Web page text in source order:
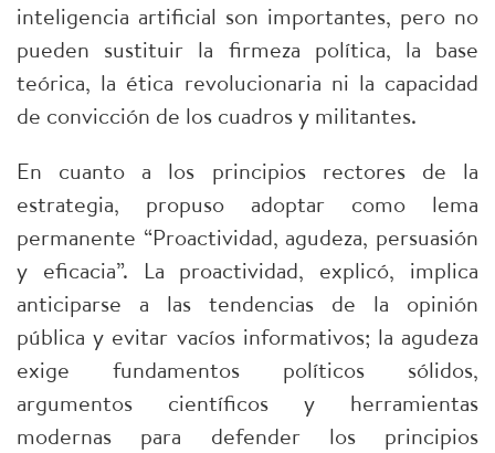
inteligencia artificial son importantes, pero no
pueden sustituir la firmeza política, la base
teórica, la ética revolucionaria ni la capacidad
de convicción de los cuadros y militantes.
En cuanto a los principios rectores de la
estrategia, propuso adoptar como lema
permanente “Proactividad, agudeza, persuasión
y eficacia”. La proactividad, explicó, implica
anticiparse a las tendencias de la opinión
pública y evitar vacíos informativos; la agudeza
exige fundamentos políticos sólidos,
argumentos científicos y herramientas
modernas para defender los principios